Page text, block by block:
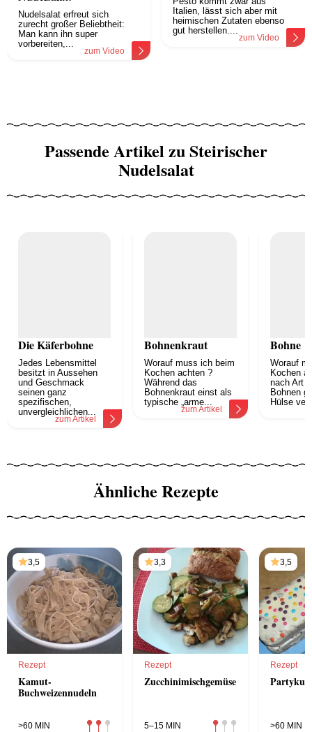
Nudelsalat erfreut sich
zurecht großer Beliebtheit:
Man kann ihn super
vorbereiten,...
zum Video
Italien, lässt sich aber mit
heimischen Zutaten ebenso
gut herstellen....
zum Video
Passende Artikel zu Steirischer
Nudelsalat
Die Käferbohne
Jedes Lebensmittel
besitzt in Aussehen
und Geschmack
seinen ganz
spezifischen,
unvergleichlichen...
zum Artikel
Bohnenkraut
Worauf muss ich beim
Kochen achten ?
Während das
Bohnenkraut einst als
typische „arme...
zum Artikel
Bohne
Worauf
Kochen
nach Art
Bohnen
Hülse
Ähnliche Rezepte
3,5
Rezept
Kamut-
Buchweizennudeln
>60 MIN
3,3
Rezept
Zucchinimischgemüse
5–15 MIN
3,5
Rezept
>60 MIN